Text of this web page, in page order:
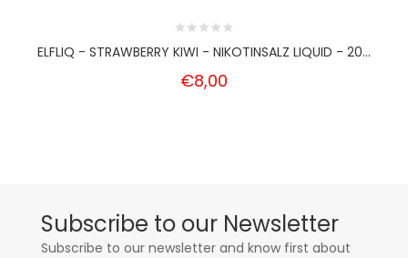
ELFLIQ - STRAWBERRY KIWI - NIKOTINSALZ LIQUID - 20...
€8,00
Subscribe to our Newsletter
Subscribe to our newsletter and know first about